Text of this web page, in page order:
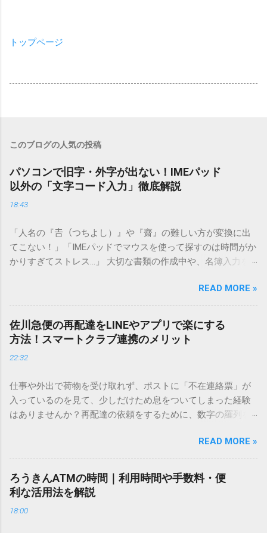
トップページ
このブログの人気の投稿
パソコンで旧字・外字が出ない！IMEパッド
以外の「文字コード入力」徹底解説
18:43
「人名の『𠮷（つちよし）』や『齋』の難しい方が変換に出
てこない！」「IMEパッドでマウスを使って探すのは時間がか
かりすぎてストレス…」 大切な書類の作成中や、名簿入力を
てしまいますよね。多くの人が「IMEパッド（手書き入力）」
を使いますが、実はマウスで一画ずつ書くのは非効率です
し、似た漢字が多すぎて結局見つからないことも少なくあり
ません。 そこで今回は、IMEパッドを使わずに、特定のコー
ドを打ち込むだけで一瞬で旧字や外字、特殊記号を呼び出す
「文字コード入力」のテクニックを詳しく解説します。 この
必要はありません。 1. なぜ「変換」しても旧字・外字が出て
こないのか？ そもそも、なぜ普通の変換で出てこない漢字が
あるのでしょうか。その理由は、パソコンが文字を認識する
は、JIS規格（日本産業規格）によって「第1水準」「第2水
準」といった形で整理されています。しかし、人名や地名に
使われる非常に古い漢字（旧字）や、特定の組織だけで作ら
れた「外字」は、この一般的な変換リストに含まれていない
READ MORE »
佐川急便の再配達をLINEやアプリで楽にする
方法！スマートクラブ連携のメリット
22:32
仕事や外出で荷物を受け取れず、ポストに「不在連絡票」が
入っているのを見て、少しだけため息をついてしまった経験
はありませんか？再配達の依頼をするために、数字の羅列を
ことに申し訳なさを感じたりすることもあるかもしれませ
ん。 「もっとスムーズに、自分のタイミングで受け取りた
い」 「わざわざ電話をかけずに、スマホ一つで完結させた
い」 そんな願いを叶えてくれるのが、佐川急便の会員制サー
ビス「スマートクラブ」と、LINEや公式アプリの連携です。
これらを活用するだけで、再配達のストレスは驚くほど軽く
READ MORE »
ろうきんATMの時間｜利用時間や手数料・便
利な活用法を解説
18:00